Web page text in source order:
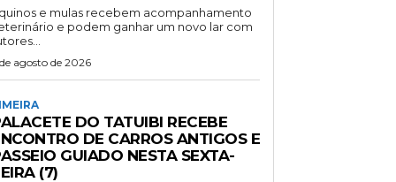
e mulas recebem acompanhamento
e podem ganhar um novo lar com
agosto de 2026
DO TATUIBI RECEBE
DE CARROS ANTIGOS E
GUIADO NESTA SEXTA-
(7)